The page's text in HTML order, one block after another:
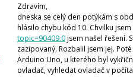
Zdravím,
dneska se celý den potýkám s
hlásilo chybu kód 10. Chvilku
topic=90409.0jsem našel řešení.
zazipovaný. Rozbalil jsem jej.
Arduino Uno, u kterého byl
ovladač, vyhledat ovladač v